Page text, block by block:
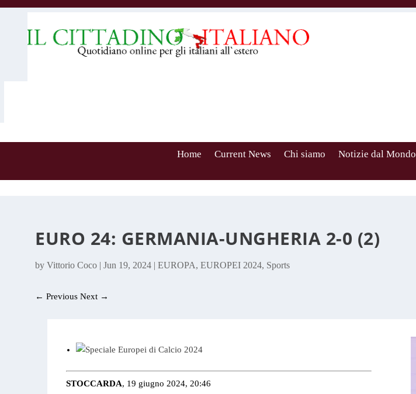
Home Current News Chi siamo Notizie dal Mondo
EURO 24: GERMANIA-UNGHERIA 2-0 (2)
byVittorio Coco |Jun 19, 2024 |EUROPA,EUROPEI 2024, Sports
←Previous Next →
STOCCARDA, 19 giugno 2024, 20:46